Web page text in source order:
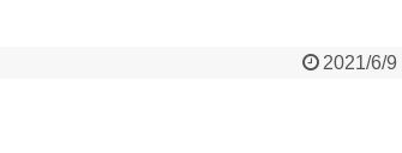
2021/6/9